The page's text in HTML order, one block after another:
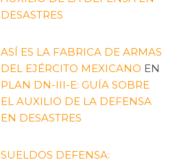
DESASTRES
ASÍ ES LA FABRICA DE ARMAS
DEL EJÉRCITO MEXICANO EN
PLAN DN-III-E: GUÍA SOBRE
EL AUXILIO DE LA DEFENSA
EN DESASTRES
SUELDOS DEFENSA: